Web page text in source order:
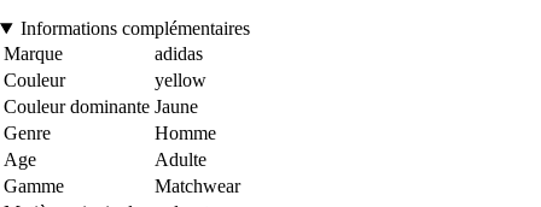
Informations complémentaires
Marque
adidas
Couleur
yellow
Couleur dominante Jaune
Genre
Homme
Age
Adulte
Gamme
Matchwear